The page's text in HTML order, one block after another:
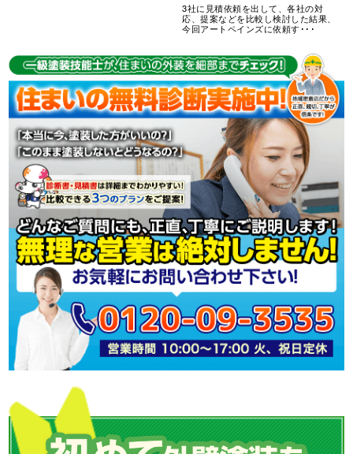
3社に見積依頼を出して、各社の対
応、提案などを比較し検討した結果、
今回アートペインズに依頼す･･･